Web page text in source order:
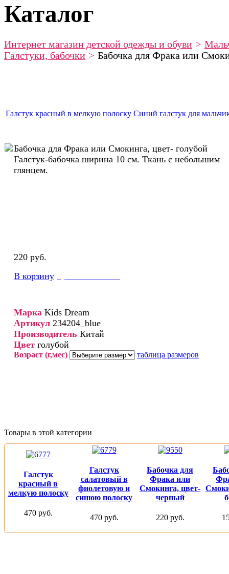
Каталог
Интернет магазин детской одежды и обуви >
Галстуки, бабочки > Бабочка для Фрака или
Галстук красный в мелкую полоску Синий галстук для
Бабочка для Фрака или Смокинга, цвет- голубой
Галстук-бабочка ширина 10 см. Ткань с небольшим
глянцем.
220 руб.
В корзину
Марка Kids Dream
Артикул 234204_blue
Производитель Китай
Цвет голубой
Возраст (г,мес) таблица размеров
Товары в этой категории
Галстук
красный в
мелкую полоску
470 руб.
Галстук
салатовый в
фиолетовую и
синюю полоску
470 руб.
Бабочка для
Фрака или
Смокинга, цвет-
черный
220 руб.